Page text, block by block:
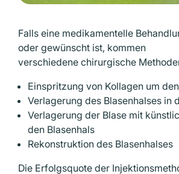
Falls eine medikamentelle
oder gewünscht ist, kommen
verschiedene chirurgische
Einspritzung von Kollagen um
Verlagerung des Blasenhalses in
Verlagerung der Blase mit
den Blasenhals
Rekonstruktion des Blasenhalses
Die Erfolgsquote der